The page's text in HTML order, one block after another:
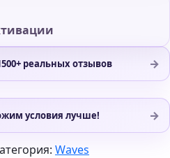
реальных отзывов →
условия лучше! →
Waves